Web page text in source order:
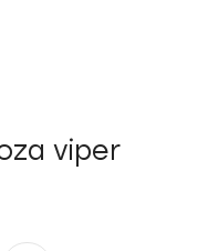
viper